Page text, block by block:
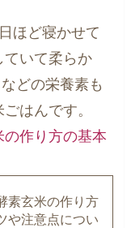
ほど寝かせて
ていて柔らか
どの栄養素も
はんです。
の作り方の基本
素玄米の作り方
や注意点につい